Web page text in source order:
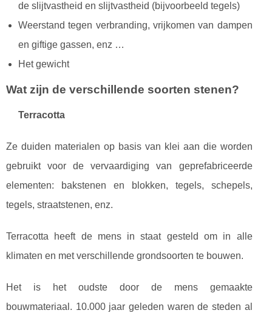
de slijtvastheid en slijtvastheid (bijvoorbeeld tegels)
Weerstand tegen verbranding, vrijkomen van dampen
en giftige gassen, enz …
Het gewicht
Wat zijn de verschillende soorten stenen?
Terracotta
Ze duiden materialen op basis van klei aan die worden
gebruikt voor de vervaardiging van geprefabriceerde
elementen: bakstenen en blokken, tegels, schepels,
tegels, straatstenen, enz.
Terracotta heeft de mens in staat gesteld om in alle
klimaten en met verschillende grondsoorten te bouwen.
Het is het oudste door de mens gemaakte
bouwmateriaal. 10.000 jaar geleden waren de steden al